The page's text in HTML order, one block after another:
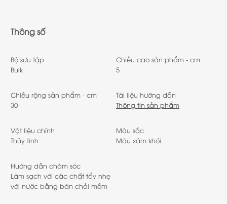
Thông số
Bộ sưu tập
Bulk
Chiều cao sản phẩm - cm
5
Chiều rộng sản phẩm - cm
30
Tài liệu hướng dẫn
Thông tin sản phẩm
Vật liệu chính
Thủy tinh
Màu sắc
Màu xám khói
Hướng dẫn chăm sóc
Làm sạch với các chất tẩy nhẹ
với nước bằng bàn chải mềm